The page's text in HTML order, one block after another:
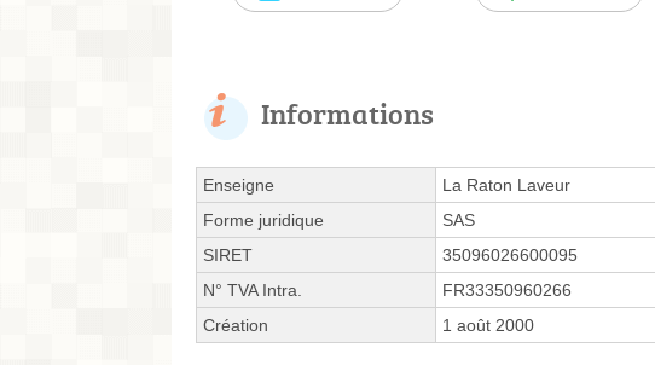
Informations
Enseigne
La Raton Laveur
Forme juridique
SAS
SIRET
35096026600095
N° TVA Intra.
FR33350960266
Création
1 août 2000